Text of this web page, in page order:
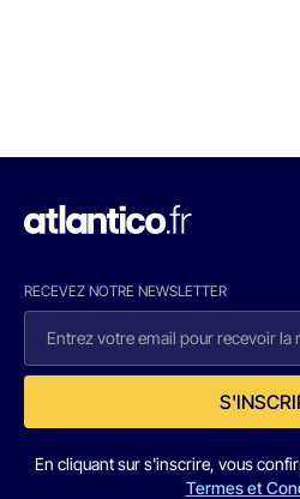
RECEVEZ NOTRE NEWSLETTER
En cliquant sur s'inscrire, vous
Termes et